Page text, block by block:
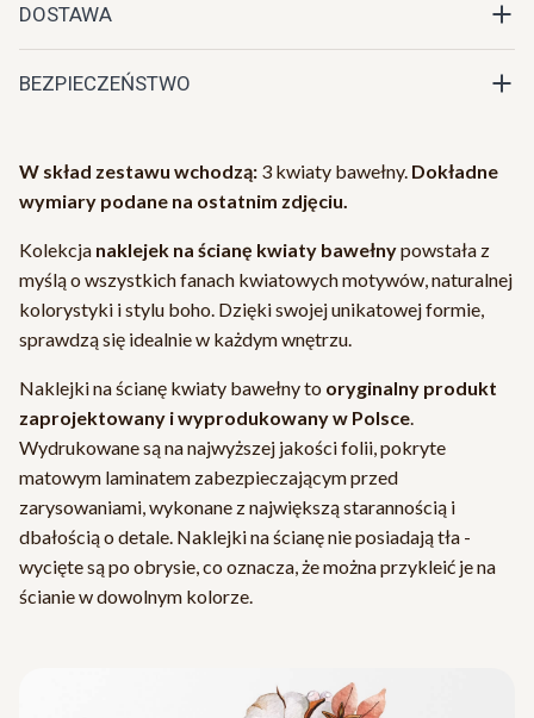
DOSTAWA
BEZPIECZEŃSTWO
W skład zestawu wchodzą: 3 kwiaty bawełny. Dokładne
wymiary podane na ostatnim zdjęciu.
Kolekcja naklejek na ścianę kwiaty bawełnypowstała z
myślą o wszystkich fanach kwiatowych motywów, naturalnej
kolorystyki i stylu boho. Dzięki swojej unikatowej formie,
sprawdzą się idealnie w każdym wnętrzu.
Naklejki na ścianę kwiaty bawełny to oryginalny produkt
zaprojektowany i wyprodukowany w Polsce.
Wydrukowane są na najwyższej jakości folii, pokryte
matowym laminatem zabezpieczającym przed
zarysowaniami, wykonane z największą starannością i
dbałością o detale. Naklejki na ścianę nie posiadają tła -
wycięte są po obrysie, co oznacza, że można przykleić je na
ścianie w dowolnym kolorze.